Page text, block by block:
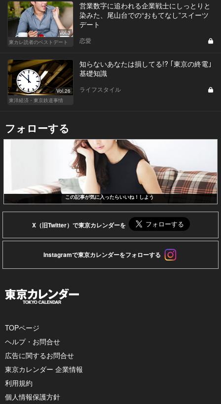
Vol.3
東カレ読者のベストデート
営業数字に追われる企業戦士にしっとりと
染みた、尾山台での“おもてなし”スイーツ
デート
恋愛
Vol.26
東洋経済・東京鉄道事情
知らないあなたは損してる!? ｢東京の終電｣
基礎知識
ライフスタイル
フォローする
この記事が気に入ったらいいね！しよう
X（旧Twitter）で東京カレンダーを
Instagramで東京カレンダーをフォローする
TOPページ
ヘルプ・お問合せ
広告に関するお問合せ
東京カレンダー 企業情報
利用規約
個人情報保護方針